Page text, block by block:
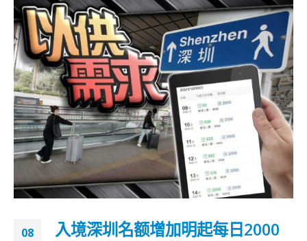
08 入境深圳名额增加明起每日2000